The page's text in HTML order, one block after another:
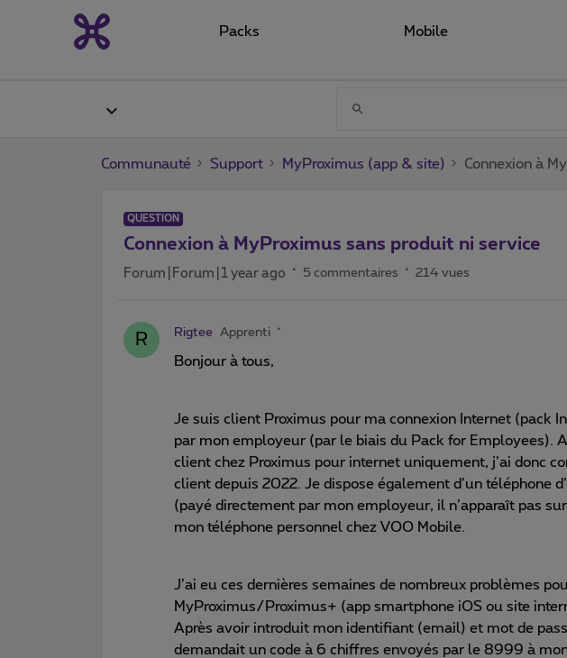
Packs Mobile
Communauté Support MyProximus (app & site) Connexion à
QUESTION
Connexion à MyProximus sans produit ni service
Forum|Forum|1 year ago 5 commentaires 214 vues
R Rigtee Apprenti
Bonjour à tous,
Je suis client Proximus pour ma connexion Internet (pack
par mon employeur (par le biais du Pack for Employees).
client chez Proximus pour internet uniquement, j’ai donc
client depuis 2022. Je dispose également d’un téléphone
(payé directement par mon employeur, il n’apparaît pas
mon téléphone personnel chez VOO Mobile.
J’ai eu ces dernières semaines de nombreux problèmes
MyProximus/Proximus+ (app smartphone iOS ou site
Après avoir introduit mon identifiant (email) et mot de
demandait un code à 6 chiffres envoyés par le 8999 à